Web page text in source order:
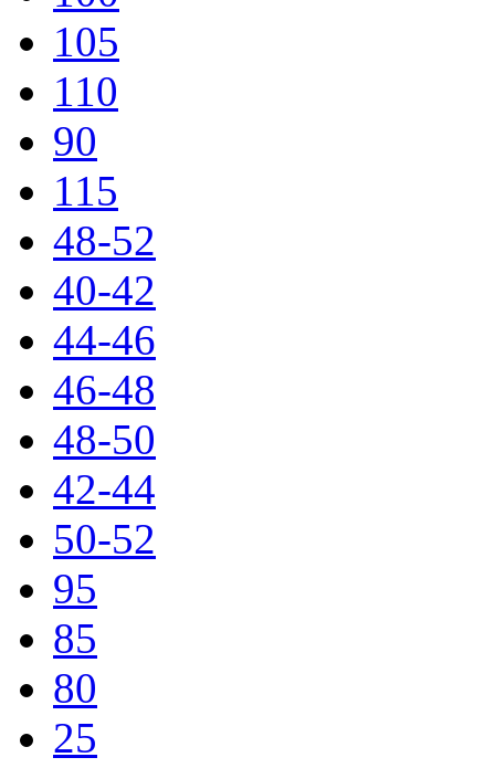
105
110
90
115
48-52
40-42
44-46
46-48
48-50
42-44
50-52
95
85
80
25